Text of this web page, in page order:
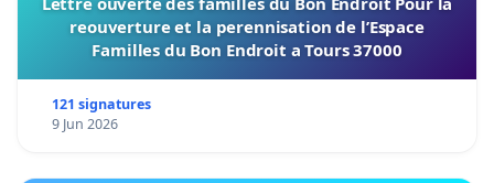
reouverture et la perennisation de l’Espace
Familles du Bon Endroit a Tours 37000
121 signatures
9 Jun 2026